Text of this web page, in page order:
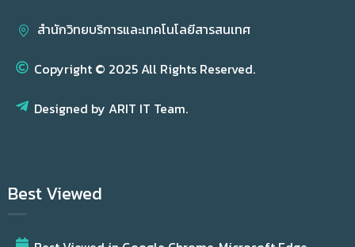
สำนักวิทยบริการและเทคโนโลยีสารสนเทศ
Copyright © 2025 All Rights Reserved.
Designed by ARIT IT Team.
Best Viewed